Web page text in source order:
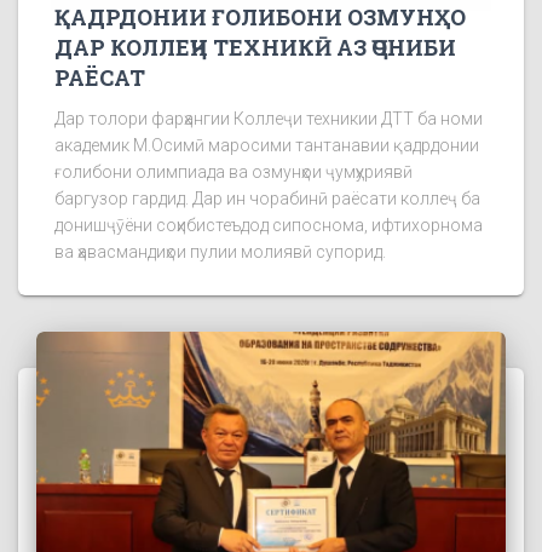
ҚАДРДОНИИ ҒОЛИБОНИ ОЗМУНҲО
ДАР КОЛЛЕҶИ ТЕХНИКӢ АЗ ҶОНИБИ
РАЁСАТ
Дар толори фарҳангии Коллеҷи техникии ДТТ ба номи
академик М.Осимӣ маросими тантанавии қадрдонии
ғолибони олимпиада ва озмунҳои ҷумҳуриявӣ
баргузор гардид. Дар ин чорабинӣ раёсати коллеҷ ба
донишҷӯёни соҳибистеъдод сипоснома, ифтихорнома
ва ҳавасмандиҳои пулии молиявӣ супорид.